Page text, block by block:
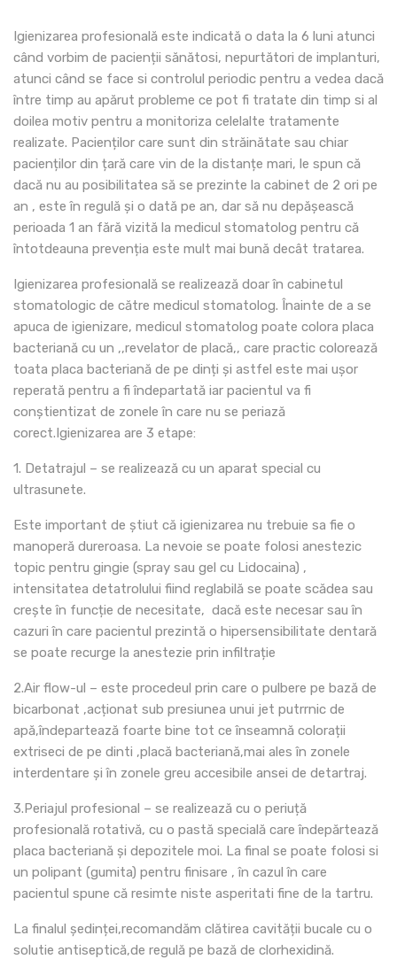
Igienizarea profesională este indicată o data la 6 luni atunci
când vorbim de pacienții sănătosi, nepurtători de implanturi,
atunci când se face si controlul periodic pentru a vedea dacă
între timp au apărut probleme ce pot fi tratate din timp si al
doilea motiv pentru a monitoriza celelalte tratamente
realizate. Pacienților care sunt din străinătate sau chiar
pacienților din țară care vin de la distanțe mari, le spun că
dacă nu au posibilitatea să se prezinte la cabinet de 2 ori pe
an , este în regulă și o dată pe an, dar să nu depășească
perioada 1 an fără vizită la medicul stomatolog pentru că
întotdeauna prevenția este mult mai bună decât tratarea.
Igienizarea profesională se realizează doar în cabinetul
stomatologic de către medicul stomatolog. Înainte de a se
apuca de igienizare, medicul stomatolog poate colora placa
bacteriană cu un ,,revelator de placă,, care practic colorează
toata placa bacteriană de pe dinți și astfel este mai ușor
reperată pentru a fi îndepartată iar pacientul va fi
conștientizat de zonele în care nu se periază
corect.Igienizarea are 3 etape:
1. Detatrajul – se realizează cu un aparat special cu
ultrasunete.
Este important de știut că igienizarea nu trebuie sa fie o
manoperă dureroasa. La nevoie se poate folosi anestezic
topic pentru gingie (spray sau gel cu Lidocaina) ,
intensitatea detatrolului fiind reglabilă se poate scădea sau
crește în funcție de necesitate, dacă este necesar sau în
cazuri în care pacientul prezintă o hipersensibilitate dentară
se poate recurge la anestezie prin infiltrație
2.Air flow-ul – este procedeul prin care o pulbere pe bază de
bicarbonat ,acționat sub presiunea unui jet putrrnic de
apă,îndepartează foarte bine tot ce înseamnă colorații
extriseci de pe dinti ,placă bacteriană,mai ales în zonele
interdentare și în zonele greu accesibile ansei de detartraj.
3.Periajul profesional – se realizează cu o periuță
profesională rotativă, cu o pastă specială care îndepărtează
placa bacteriană și depozitele moi. La final se poate folosi si
un polipant (gumita) pentru finisare , în cazul în care
pacientul spune că resimte niste asperitati fine de la tartru.
La finalul ședinței,recomandăm clătirea cavității bucale cu o
solutie antiseptică,de regulă pe bază de clorhexidină.